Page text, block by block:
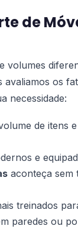
de
volumes
avaliamos os
necessidade:
de itens
e
aconteça sem
treinados
paredes ou